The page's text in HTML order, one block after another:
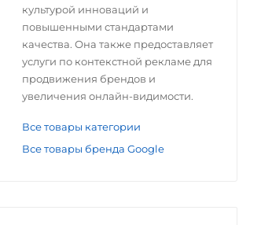
культурой инноваций и
повышенными стандартами
качества. Она также предоставляет
услуги по контекстной рекламе для
продвижения брендов и
увеличения онлайн-видимости.
Все товары категории
Все товары бренда Google